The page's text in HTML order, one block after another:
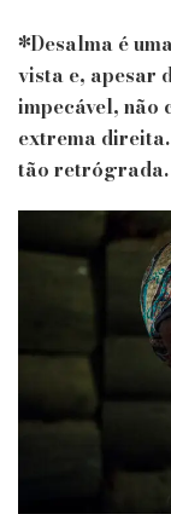
*Desalma é
vista e, apesar
impecável, não
extrema
tão retrógrada.